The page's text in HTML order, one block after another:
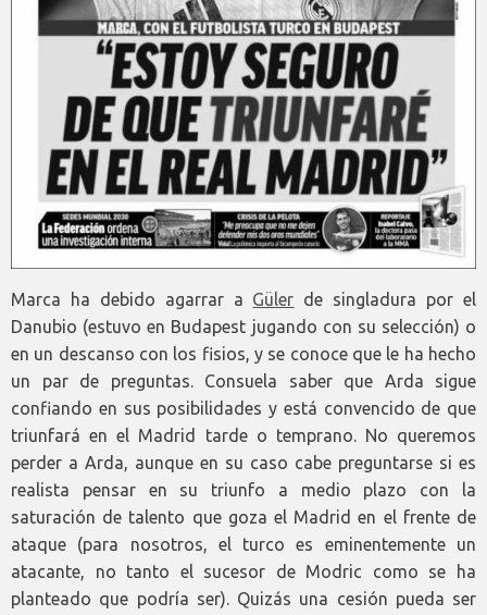
Marca ha debido agarrar a Güler de singladura por el
Danubio (estuvo en Budapest jugando con su selección) o
en un descanso con los fisios, y se conoce que le ha hecho
un par de preguntas. Consuela saber que Arda sigue
confiando en sus posibilidades y está convencido de que
triunfará en el Madrid tarde o temprano. No queremos
perder a Arda, aunque en su caso cabe preguntarse si es
realista pensar en su triunfo a medio plazo con la
saturación de talento que goza el Madrid en el frente de
ataque (para nosotros, el turco es eminentemente un
atacante, no tanto el sucesor de Modric como se ha
planteado que podría ser). Quizás una cesión pueda ser